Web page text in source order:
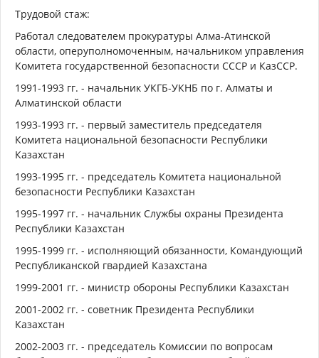
Трудовой стаж:
Работал следователем прокуратуры Алма-Атинской
области, оперуполномоченным, начальником управления
Комитета государственной безопасности СССР и КазССР.
1991-1993 гг. - начальник УКГБ-УКНБ по г. Алматы и
Алматинской области
1993-1993 гг. - первый заместитель председателя
Комитета национальной безопасности Республики
Казахстан
1993-1995 гг. - председатель Комитета национальной
безопасности Республики Казахстан
1995-1997 гг. - начальник Службы охраны Президента
Республики Казахстан
1995-1999 гг. - исполняющий обязанности, Командующий
Республиканской гвардией Казахстана
1999-2001 гг. - министр обороны Республики Казахстан
2001-2002 гг. - советник Президента Республики
Казахстан
2002-2003 гг. - председатель Комиссии по вопросам